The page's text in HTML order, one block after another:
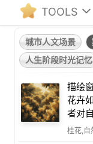
TOOLS
城市人文场景
人生阶段时光记忆
描绘
花卉
者对
桂花,自